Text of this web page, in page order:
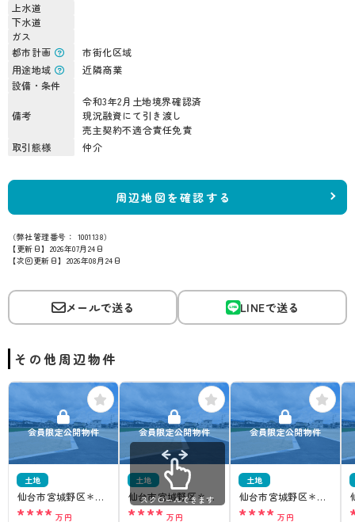
上水道
下水道
ガス
都市計画
市街化区域
用途地域
近隣商業
設備・条件
備考
令和3年2月土地境界確認済
現況融資にて引き渡し
売主契約不適合責任免責
取引態様
仲介
周辺地図を確認する
（弊社管理番号： 1001138）
【更新日】2026年07月24日
【次回更新日】2026年08月24日
メールで送る LINEで送る
その他周辺物件
会員限定公開物件
土地
仙台市宮城野区＊＊
＊＊
**** 万円
会員限定公開物件
土地
仙台市宮城野区＊＊
＊＊
****万円
会員限定公開物件
土地
仙台市宮城野区＊＊
＊＊
**** 万円
スクロールできます